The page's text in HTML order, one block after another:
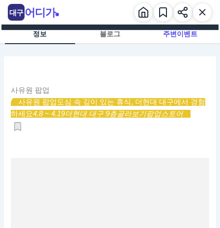
츠
정보 블로그 주변이벤트
사유원 팝업
사유원 팝업도심 속 깊이 있는 휴식, 더현대 대구에서 경험
하세요4.8 ~ 4.19더현대 대구 9층골라보기팝업스토어
대구 어디가